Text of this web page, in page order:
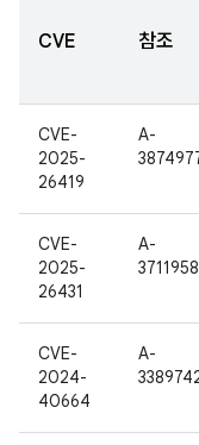
CVE 참조
CVE-
2025-
26419
A-
CVE-
2025-
26431
A-
CVE-
2024-
40664
A-